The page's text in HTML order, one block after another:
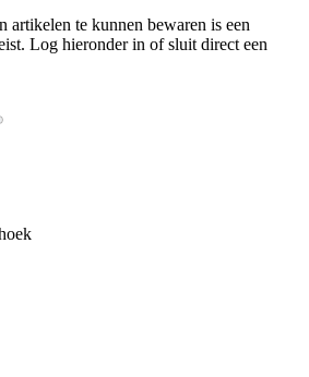
artikelen te kunnen bewaren is een
Log hieronder in of sluit direct een